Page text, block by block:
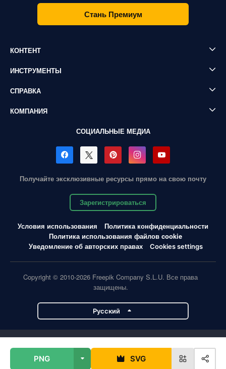
PNG SVG
Стань Премиум
КОНТЕНТ
ИНСТРУМЕНТЫ
СПРАВКА
КОМПАНИЯ
СОЦИАЛЬНЫЕ МЕДИА
Получайте эксклюзивные ресурсы прямо на свою почту
Зарегистрироваться
Условия использования
Политика конфиденциальности
Политика использования файлов cookie
Уведомление об авторских правах
Cookies settings
Copyright © 2010-2026 Freepik Company S.L.U. Все права
защищены.
Pусский
Flaticon Slidesgo